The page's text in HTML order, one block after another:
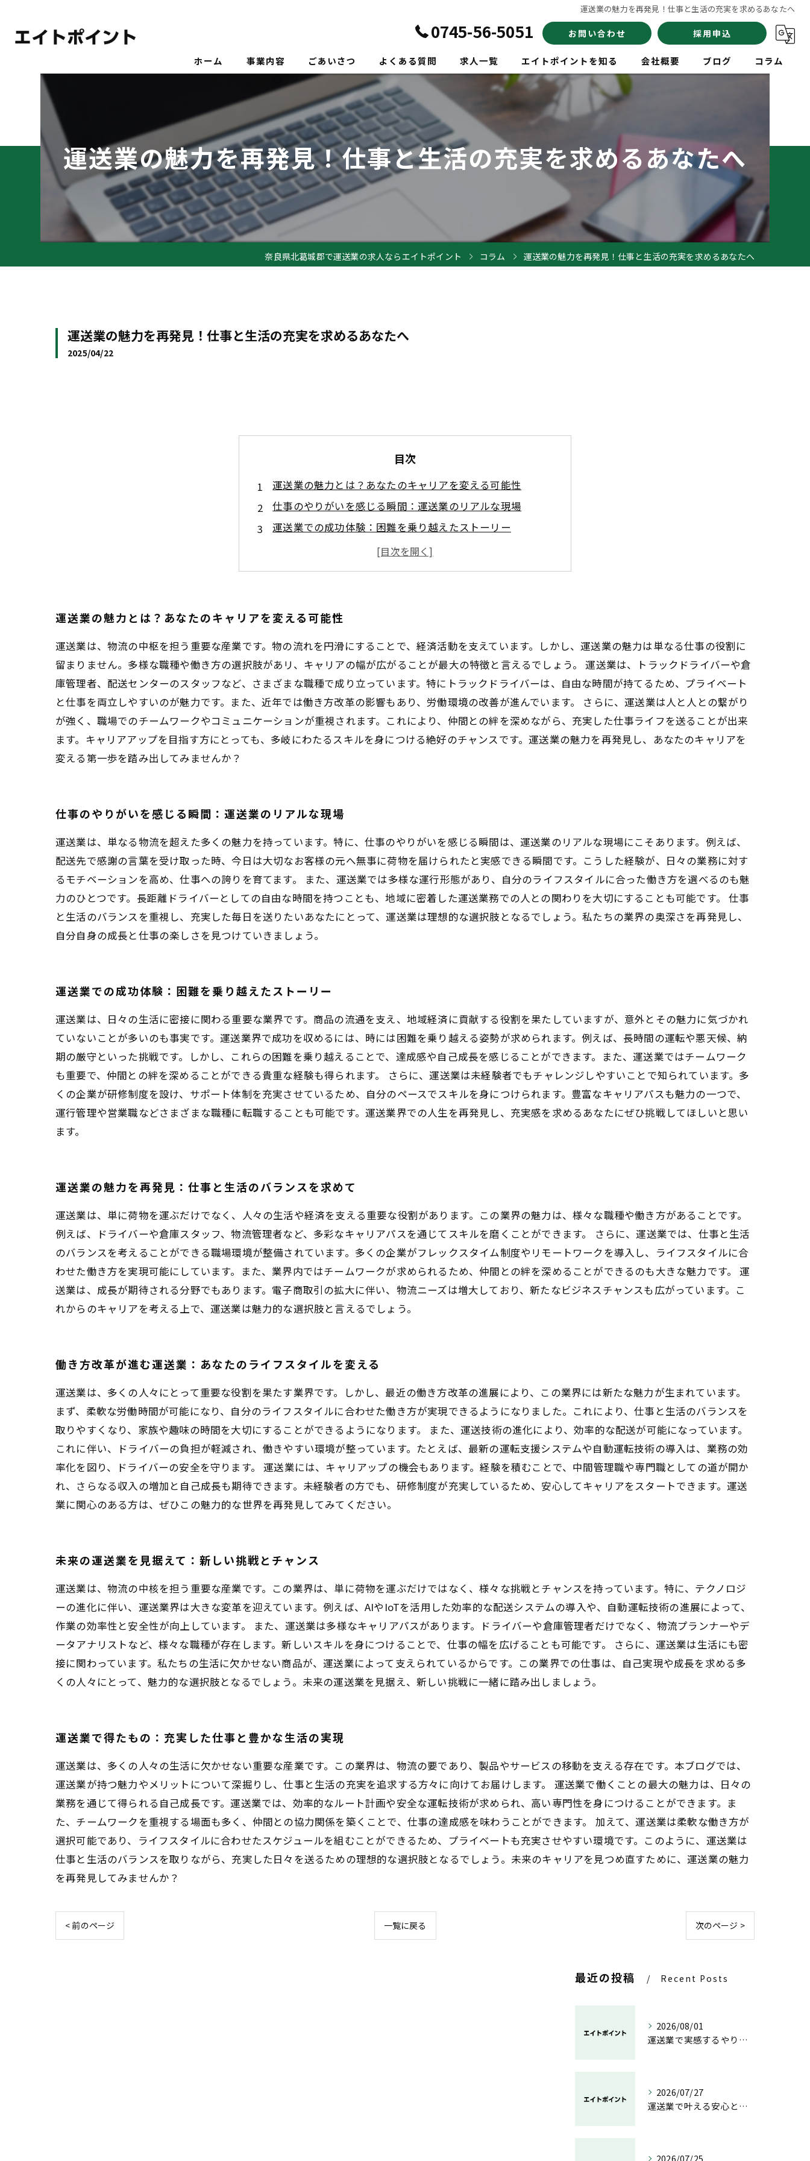
運送業の魅力を再発見！仕事と生活の充実を求めるあなたへ
0745-56-5051 お問い合わせ 採用申込
ホーム 事業内容 ごあいさつ よくある質問 求人一覧 エイトポイントを知る
正社員
未経験
ドライバー
会社概要 ブログ コラム
運送業の魅力を再発見！仕事と生活の充実を求めるあなたへ
奈良県北葛城郡で運送業の求人ならエイトポイント コラム 運送業の魅力を再発見！仕事と生活の充実を求めるあなたへ
運送業の魅力を再発見！仕事と生活の充実を求めるあなたへ
2025/04/22
目次
運送業の魅力とは？あなたのキャリアを変える可能性
仕事のやりがいを感じる瞬間：運送業のリアルな現場
運送業での成功体験：困難を乗り越えたストーリー
運送業の魅力を再発見：仕事と生活のバランスを求めて
働き方改革が進む運送業：あなたのライフスタイルを変える
運送業で得たもの：充実した仕事と豊かな生活の実現
運送業の魅力とは？あなたのキャリアを変える可能性
運送業は、物流の中枢を担う重要な産業です。物の流れを円滑にすることで、経済活動を支えています。しかし、運送業の魅力は単なる仕事の役割に
留まりません。多様な職種や働き方の選択肢があリ、キャリアの幅が広がることが最大の特徴と言えるでしょう。 運送業は、トラックドライバーや倉
庫管理者、配送センターのスタッフなど、さまざまな職種で成り立っています。特にトラックドライバーは、自由な時間が持てるため、プライベート
と仕事を両立しやすいのが魅力です。また、近年では働き方改革の影響もあり、労働環境の改善が進んでいます。 さらに、運送業は人と人との繋がり
が強く、職場でのチームワークやコミュニケーションが重視されます。これにより、仲間との絆を深めながら、充実した仕事ライフを送ることが出来
ます。キャリアアップを目指す方にとっても、多岐にわたるスキルを身につける絶好のチャンスです。運送業の魅力を再発見し、あなたのキャリアを
変える第一歩を踏み出してみませんか？
仕事のやりがいを感じる瞬間：運送業のリアルな現場
運送業は、単なる物流を超えた多くの魅力を持っています。特に、仕事のやりがいを感じる瞬間は、運送業のリアルな現場にこそあります。例えば、
配送先で感謝の言葉を受け取った時、今日は大切なお客様の元へ無事に荷物を届けられたと実感できる瞬間です。こうした経験が、日々の業務に対す
るモチベーションを高め、仕事への誇りを育てます。 また、運送業では多様な運行形態があり、自分のライフスタイルに合った働き方を選べるのも魅
力のひとつです。長距離ドライバーとしての自由な時間を持つことも、地域に密着した運送業務での人との関わりを大切にすることも可能です。 仕事
と生活のバランスを重視し、充実した毎日を送りたいあなたにとって、運送業は理想的な選択肢となるでしょう。私たちの業界の奥深さを再発見し、
自分自身の成長と仕事の楽しさを見つけていきましょう。
運送業での成功体験：困難を乗り越えたストーリー
運送業は、日々の生活に密接に関わる重要な業界です。商品の流通を支え、地域経済に貢献する役割を果たしていますが、意外とその魅力に気づかれ
ていないことが多いのも事実です。運送業界で成功を収めるには、時には困難を乗り越える姿勢が求められます。例えば、長時間の運転や悪天候、納
期の厳守といった挑戦です。しかし、これらの困難を乗り越えることで、達成感や自己成長を感じることができます。また、運送業ではチームワーク
も重要で、仲間との絆を深めることができる貴重な経験も得られます。 さらに、運送業は未経験者でもチャレンジしやすいことで知られています。多
くの企業が研修制度を設け、サポート体制を充実させているため、自分のペースでスキルを身につけられます。豊富なキャリアパスも魅力の一つで、
運行管理や営業職などさまざまな職種に転職することも可能です。運送業界での人生を再発見し、充実感を求めるあなたにぜひ挑戦してほしいと思い
ます。
運送業の魅力を再発見：仕事と生活のバランスを求めて
運送業は、単に荷物を運ぶだけでなく、人々の生活や経済を支える重要な役割があります。この業界の魅力は、様々な職種や働き方があることです。
例えば、ドライバーや倉庫スタッフ、物流管理者など、多彩なキャリアパスを通じてスキルを磨くことができます。 さらに、運送業では、仕事と生活
のバランスを考えることができる職場環境が整備されています。多くの企業がフレックスタイム制度やリモートワークを導入し、ライフスタイルに合
わせた働き方を実現可能にしています。また、業界内ではチームワークが求められるため、仲間との絆を深めることができるのも大きな魅力です。 運
送業は、成長が期待される分野でもあります。電子商取引の拡大に伴い、物流ニーズは増大しており、新たなビジネスチャンスも広がっています。こ
れからのキャリアを考える上で、運送業は魅力的な選択肢と言えるでしょう。
働き方改革が進む運送業：あなたのライフスタイルを変える
運送業は、多くの人々にとって重要な役割を果たす業界です。しかし、最近の働き方改革の進展により、この業界には新たな魅力が生まれています。
まず、柔軟な労働時間が可能になり、自分のライフスタイルに合わせた働き方が実現できるようになりました。これにより、仕事と生活のバランスを
取りやすくなり、家族や趣味の時間を大切にすることができるようになります。 また、運送技術の進化により、効率的な配送が可能になっています。
これに伴い、ドライバーの負担が軽減され、働きやすい環境が整っています。たとえば、最新の運転支援システムや自動運転技術の導入は、業務の効
率化を図り、ドライバーの安全を守ります。 運送業には、キャリアップの機会もあります。経験を積むことで、中間管理職や専門職としての道が開か
れ、さらなる収入の増加と自己成長も期待できます。未経験者の方でも、研修制度が充実しているため、安心してキャリアをスタートできます。運送
業に関心のある方は、ぜひこの魅力的な世界を再発見してみてください。
未来の運送業を見据えて：新しい挑戦とチャンス
運送業は、物流の中核を担う重要な産業です。この業界は、単に荷物を運ぶだけではなく、様々な挑戦とチャンスを持っています。特に、テクノロジ
ーの進化に伴い、運送業界は大きな変革を迎えています。例えば、AIやIoTを活用した効率的な配送システムの導入や、自動運転技術の進展によって、
作業の効率性と安全性が向上しています。 また、運送業は多様なキャリアパスがあります。ドライバーや倉庫管理者だけでなく、物流プランナーやデ
ータアナリストなど、様々な職種が存在します。新しいスキルを身につけることで、仕事の幅を広げることも可能です。 さらに、運送業は生活にも密
接に関わっています。私たちの生活に欠かせない商品が、運送業によって支えられているからです。この業界での仕事は、自己実現や成長を求める多
くの人々にとって、魅力的な選択肢となるでしょう。未来の運送業を見据え、新しい挑戦に一緒に踏み出しましょう。
運送業で得たもの：充実した仕事と豊かな生活の実現
運送業は、多くの人々の生活に欠かせない重要な産業です。この業界は、物流の要であり、製品やサービスの移動を支える存在です。本ブログでは、
運送業が持つ魅力やメリットについて深掘りし、仕事と生活の充実を追求する方々に向けてお届けします。 運送業で働くことの最大の魅力は、日々の
業務を通じて得られる自己成長です。運送業では、効率的なルート計画や安全な運転技術が求められ、高い専門性を身につけることができます。ま
た、チームワークを重視する場面も多く、仲間との協力関係を築くことで、仕事の達成感を味わうことができます。 加えて、運送業は柔軟な働き方が
選択可能であり、ライフスタイルに合わせたスケジュールを組むことができるため、プライベートも充実させやすい環境です。このように、運送業は
仕事と生活のバランスを取りながら、充実した日々を送るための理想的な選択肢となるでしょう。未来のキャリアを見つめ直すために、運送業の魅力
を再発見してみませんか？
< 前のページ 一覧に戻る 次のページ >
最近の投稿 Recent Posts
2026/08/01
運送業で実感するやりがいと成長の魅力
2026/07/27
運送業で叶える安心と成長のキャリア
2026/07/25